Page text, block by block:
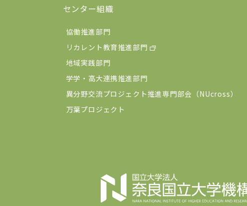
センター組織
協働推進部門
リカレント教育推進部門
地域実践部門
学学・高大連携推進部門
異分野交流プロジェクト推進専門部会（NUcross）
万葉プロジェクト